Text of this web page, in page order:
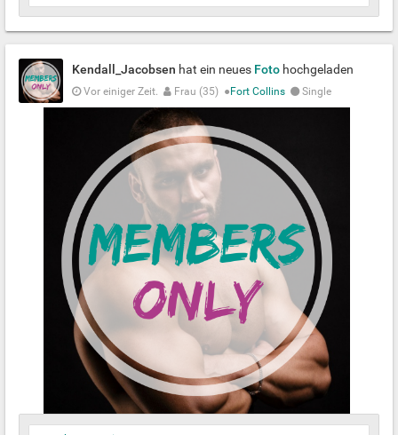
Kendall_Jacobsen hat ein neues Foto hochgeladen
Vor einiger Zeit. Frau (35) ● Fort Collins Single